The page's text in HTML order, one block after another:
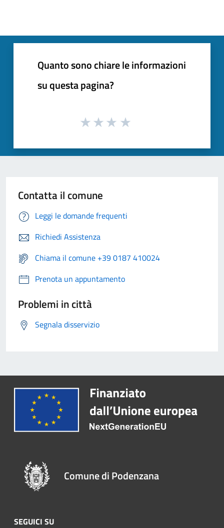
Quanto sono chiare le informazioni
su questa pagina?
Contatta il comune
Leggi le domande frequenti
Richiedi Assistenza
Chiama il comune +39 0187 410024
Prenota un appuntamento
Problemi in città
Segnala disservizio
Comune di Podenzana
SEGUICI SU